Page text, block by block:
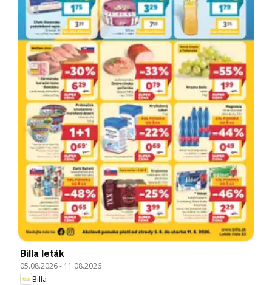
Billa leták
05.08.2026- 11.08.2026
Billa